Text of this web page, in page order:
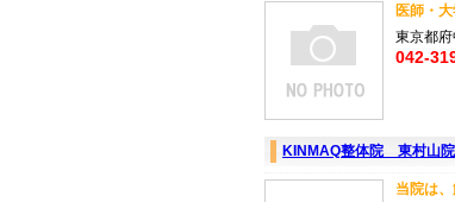
医師・
東京都
042-
KINMAQ整体院 東村山院
当院は